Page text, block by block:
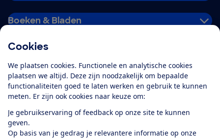
Cookies
We plaatsen cookies. Functionele en analytische cookies
plaatsen we altijd. Deze zijn noodzakelijk om bepaalde
functionaliteiten goed te laten werken en gebruik te kunnen
meten. Er zijn ook cookies naar keuze om:
Je gebruikservaring of feedback op onze site te kunnen
geven.
Op basis van je gedrag je relevantere informatie op onze
Boeken & Bladen
Alles over de
app